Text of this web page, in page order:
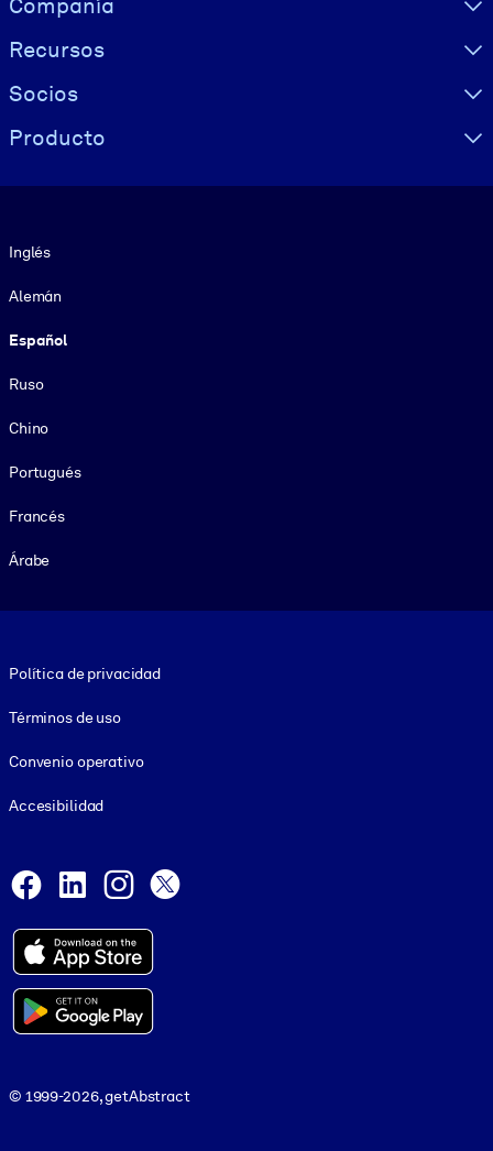
Compañía
Recursos
Socios
Producto
Inglés
Alemán
Español
Ruso
Chino
Portugués
Francés
Árabe
Política de privacidad
Términos de uso
Convenio operativo
Accesibilidad
Facebook
LinkedInInstagram
© 1999-2026, getAbstract